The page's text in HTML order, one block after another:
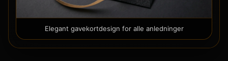
Elegant gavekortdesign for alle anledninger